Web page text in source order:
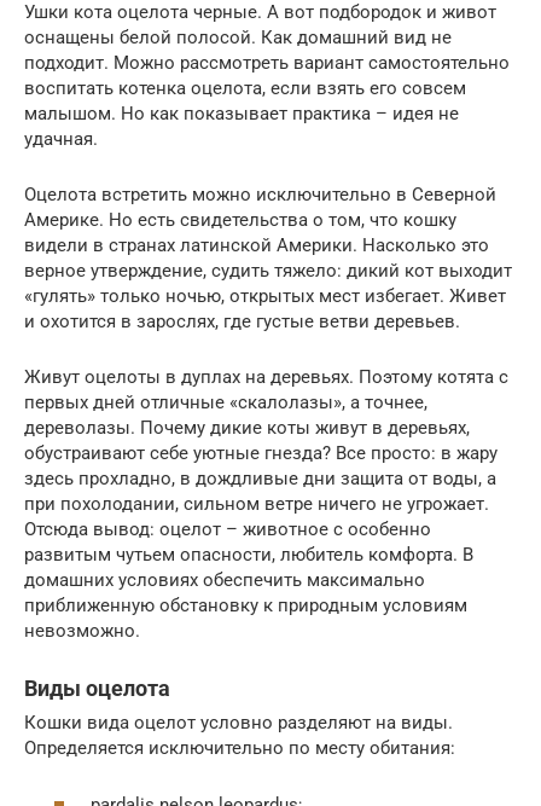
Ушки кота оцелота черные. А вот подбородок и живот
оснащены белой полосой. Как домашний вид не
подходит. Можно рассмотреть вариант самостоятельно
воспитать котенка оцелота, если взять его совсем
малышом. Но как показывает практика – идея не
удачная.
Оцелота встретить можно исключительно в Северной
Америке. Но есть свидетельства о том, что кошку
видели в странах латинской Америки. Насколько это
верное утверждение, судить тяжело: дикий кот выходит
«гулять» только ночью, открытых мест избегает. Живет
и охотится в зарослях, где густые ветви деревьев.
Живут оцелоты в дуплах на деревьях. Поэтому котята с
первых дней отличные «скалолазы», а точнее,
дереволазы. Почему дикие коты живут в деревьях,
обустраивают себе уютные гнезда? Все просто: в жару
здесь прохладно, в дождливые дни защита от воды, а
при похолодании, сильном ветре ничего не угрожает.
Отсюда вывод: оцелот – животное с особенно
развитым чутьем опасности, любитель комфорта. В
домашних условиях обеспечить максимально
приближенную обстановку к природным условиям
невозможно.
Виды оцелота
Кошки вида оцелот условно разделяют на виды.
Определяется исключительно по месту обитания: